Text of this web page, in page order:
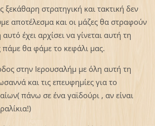
ξεκάθαρη στρατηγική και τακτική δεν
αποτέλεσμα και οι μάζες θα στραφούν
έχει αρχίσει να γίνεται αυτή τη
θα φάμε το κεφάλι μας.
στην Ιερουσαλήμ με όλη αυτή τη
και τις επευφημίες για το
πάνω σε ένα γαϊδούρι , αν είναι